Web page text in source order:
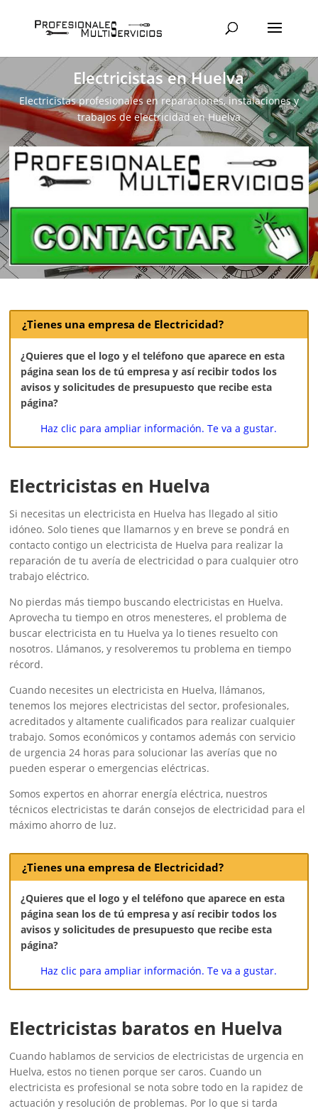
Electricistas en Huelva
Electricistas profesionales en reparaciones, instalaciones y
trabajos de electricidad en Huelva
¿Tienes una empresa de Electricidad?
¿Quieres que el logo y el teléfono que aparece en esta
página sean los de tú empresa y así recibir todos los
avisos y solicitudes de presupuesto que recibe esta
página?
Haz clic para ampliar información. Te va a gustar.
Electricistas en Huelva
Si necesitas un electricista en Huelva has llegado al sitio
idóneo. Solo tienes que llamarnos y en breve se pondrá en
contacto contigo un electricista de Huelva para realizar la
reparación de tu avería de electricidad o para cualquier otro
trabajo eléctrico.
No pierdas más tiempo buscando electricistas en Huelva.
Aprovecha tu tiempo en otros menesteres, el problema de
buscar electricista en tu Huelva ya lo tienes resuelto con
nosotros. Llámanos, y resolveremos tu problema en tiempo
récord.
Cuando necesites un electricista en Huelva, llámanos,
tenemos los mejores electricistas del sector, profesionales,
acreditados y altamente cualificados para realizar cualquier
trabajo. Somos económicos y contamos además con servicio
de urgencia 24 horas para solucionar las averías que no
pueden esperar o emergencias eléctricas.
Somos expertos en ahorrar energía eléctrica, nuestros
técnicos electricistas te darán consejos de electricidad para el
máximo ahorro de luz.
¿Tienes una empresa de Electricidad?
¿Quieres que el logo y el teléfono que aparece en esta
página sean los de tú empresa y así recibir todos los
avisos y solicitudes de presupuesto que recibe esta
página?
Haz clic para ampliar información. Te va a gustar.
Electricistas baratos en Huelva
Cuando hablamos de servicios de electricistas de urgencia en
Huelva, estos no tienen porque ser caros. Cuando un
electricista es profesional se nota sobre todo en la rapidez de
actuación y resolución de problemas. Por lo que si tarda